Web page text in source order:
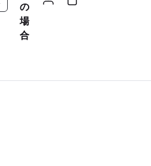
の
場
合